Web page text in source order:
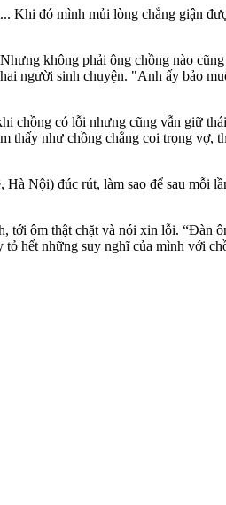
Khi đó mình mủi lòng chẳng giận
không phải ông chồng nào
người sinh chuyện. "Anh ấy bảo
chồng có lỗi nhưng cũng vẫn giữ
thấy như chồng chẳng coi trọng vợ,
Nội) đúc rút, làm sao để sau mỗi
tới ôm thật chặt và nói xin lỗi. “Đàn
hết những suy nghĩ của mình với